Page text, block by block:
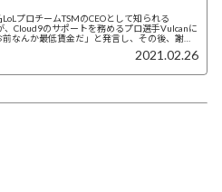
プロチームTSMのCEOとして知られる
、Cloud9のサポートを務めるプロ選手Vulcanに
なんか最低賃金だ」と発言し、その後、謝罪
2021.02.26